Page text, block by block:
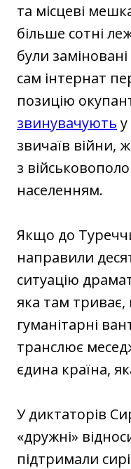
та місцеві
більше сотні
були заміновані
сам інтернат
позицію
звинувачують
звичаїв війни,
з
населенням.
Якщо до
направили
ситуацію
яка там
гуманітарні
транслює
єдина країна,
У диктаторів
«дружні»
підтримали